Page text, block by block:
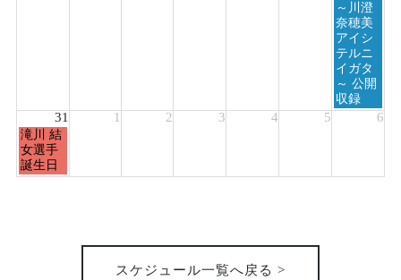
～川澄
奈穂美
アイシ
テルニ
イガタ
～ 公開
収録
31 1 2 3 4 5 6
月
曜
日,
8
滝川 結
女選手
誕生日
スケジュール一覧へ戻る >